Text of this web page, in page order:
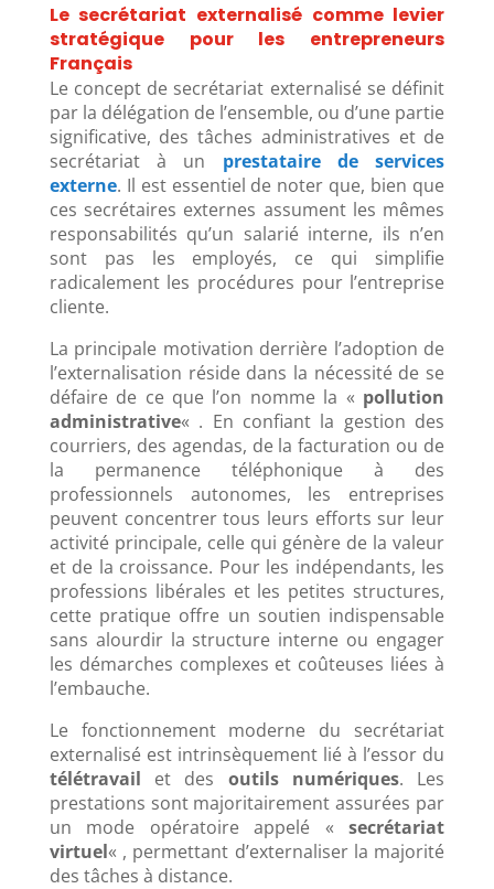
Le secrétariat externalisé comme levier
stratégique pour les entrepreneurs
Français
Le concept de secrétariat externalisé se définit
par la délégation de l’ensemble, ou d’une partie
significative, des tâches administratives et de
secrétariat à un prestataire de services
externe. Il est essentiel de noter que, bien que
ces secrétaires externes assument les mêmes
responsabilités qu’un salarié interne, ils n’en
sont pas les employés, ce qui simplifie
radicalement les procédures pour l’entreprise
cliente.
La principale motivation derrière l’adoption de
l’externalisation réside dans la nécessité de se
défaire de ce que l’on nomme la « pollution
administrative« . En confiant la gestion des
courriers, des agendas, de la facturation ou de
la permanence téléphonique à des
professionnels autonomes, les entreprises
peuvent concentrer tous leurs efforts sur leur
activité principale, celle qui génère de la valeur
et de la croissance. Pour les indépendants, les
professions libérales et les petites structures,
cette pratique offre un soutien indispensable
sans alourdir la structure interne ou engager
les démarches complexes et coûteuses liées à
l’embauche.
Le fonctionnement moderne du secrétariat
externalisé est intrinsèquement lié à l’essor du
télétravail et des outils numériques. Les
prestations sont majoritairement assurées par
un mode opératoire appelé «secrétariat
virtuel« , permettant d’externaliser la majorité
des tâches à distance.